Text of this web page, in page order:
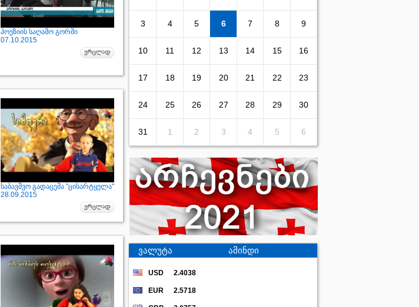
პოეზიის საღამო გორში
07.10.2015
საბავშვო გადაცემა "ცისარტყელა"
28.09.2015
3 4 5 6 7 8 9
10 11 12 13 14 15 16
17 18 19 20 21 22 23
24 25 26 27 28 29 30
31 1 2 3 4 5 6
ვალუტა ამინდი
USD 2.4038
EUR 2.5718